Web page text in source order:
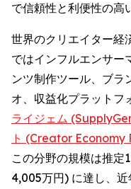
で信頼性と利便性の高
世界のクリエイター経
ではインフルエンサー
ンツ制作ツール、ブラ
オ、収益化プラットフ
ライジェム
ト (Creator Economy
この分野の規模は推定
4,005万円) に達し、